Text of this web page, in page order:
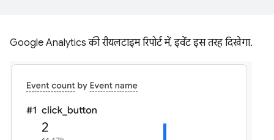
Google Analytics की रीयलटाइम रिपोर्ट में, इवेंट इस तरह दिखेगा.